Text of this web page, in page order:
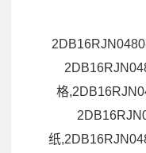
格
纸